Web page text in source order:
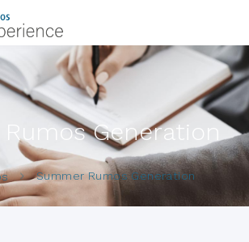
Generation
Summer Rumos Generation